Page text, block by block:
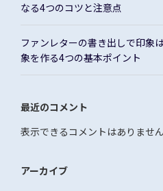
なる4つのコツと注意点
ファンレターの書き出しで印象
象を作る4つの基本ポイント
最近のコメント
表示できるコメントはありません
アーカイブ